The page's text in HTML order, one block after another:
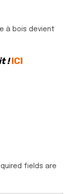
à bois devient
! ICI
fields are